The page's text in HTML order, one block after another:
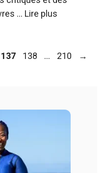
… Lire plus
Page
137 Page
138 … Page
210
→